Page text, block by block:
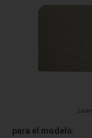
La
para el modelo: